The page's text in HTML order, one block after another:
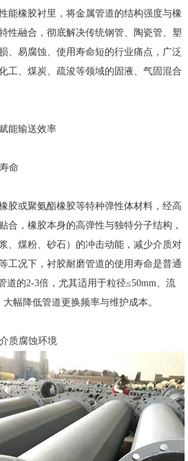
能橡胶衬里，将金属管道的结构强度与橡
性融合，彻底解决传统钢管、陶瓷管、塑
、易腐蚀、使用寿命短的行业痛点，广泛
工、煤炭、疏浚等领域的固液、气固混合
能输送效率
命
胶或聚氨酯橡胶等特种弹性体材料，经高
合，橡胶本身的高弹性与独特分子结构，
、煤粉、砂石）的冲击动能，减少介质对
工况下，衬胶耐磨管道的使用寿命是普通
道的2-3倍，尤其适用于粒径≤50mm、流
幅降低管道更换频率与维护成本。
质腐蚀环境